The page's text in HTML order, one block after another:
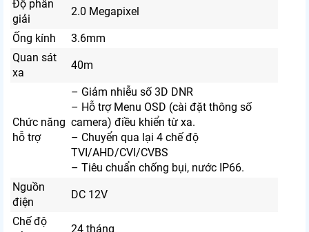
Độ phân
giải
2.0 Megapixel
Ống kính
3.6mm
Quan sát
xa
40m
Chức năng
hỗ trợ
– Giảm nhiễu số 3D DNR
– Hỗ trợ Menu OSD (cài đặt thông số
camera) điều khiển từ xa.
– Chuyển qua lại 4 chế độ
TVI/AHD/CVI/CVBS
– Tiêu chuẩn chống bụi, nước IP66.
Nguồn
điện
DC 12V
Chế độ
24 tháng